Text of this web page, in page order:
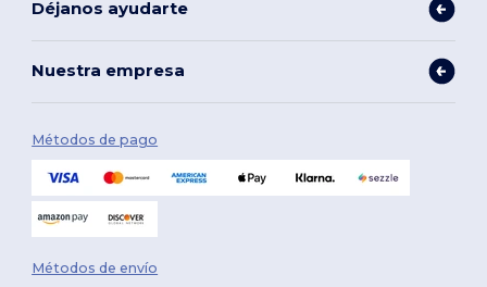
Déjanos ayudarte
Nuestra empresa
Métodos de pago
Métodos de envío